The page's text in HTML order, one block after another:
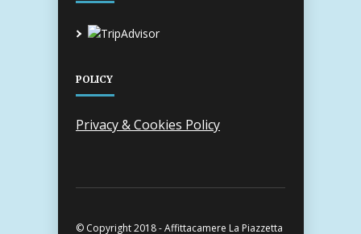
POLICY
Privacy & Cookies Policy
© Copyright 2018 - Affittacamere La Piazzetta